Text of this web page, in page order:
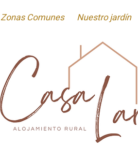
Zonas Comunes Nuestro jardín